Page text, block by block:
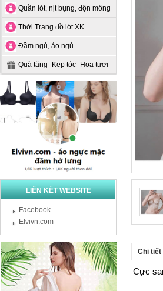
Quần lót, nịt bụng, độn mông
Thời Trang đồ lót XK
Đầm ngủ, áo ngủ
Quà tặng- Kẹp tóc- Hoa tươi
LIÊN KẾT WEBSITE
Facebook
Elvivn.com
Chi tiết
Cực